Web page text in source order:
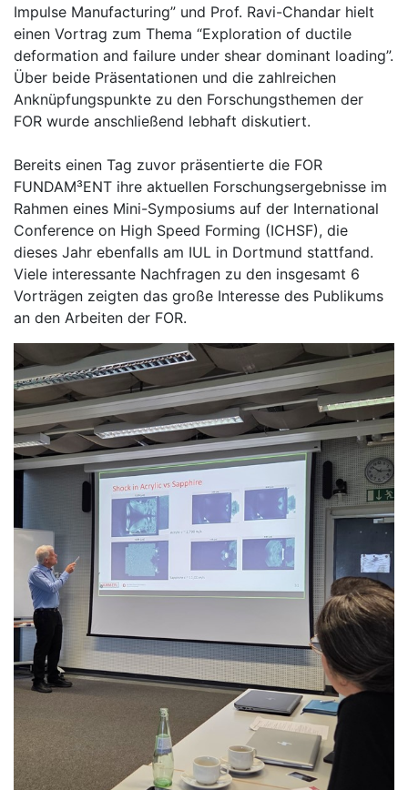
Impulse Manufacturing” und Prof. Ravi-Chandar hielt
einen Vortrag zum Thema “Exploration of ductile
deformation and failure under shear dominant loading”.
Über beide Präsentationen und die zahlreichen
Anknüpfungspunkte zu den Forschungsthemen der
FOR wurde anschließend lebhaft diskutiert.
Bereits einen Tag zuvor präsentierte die FOR
FUNDAM³ENT ihre aktuellen Forschungsergebnisse im
Rahmen eines Mini-Symposiums auf der International
Conference on High Speed Forming (ICHSF), die
dieses Jahr ebenfalls am IUL in Dortmund stattfand.
Viele interessante Nachfragen zu den insgesamt 6
Vorträgen zeigten das große Interesse des Publikums
an den Arbeiten der FOR.